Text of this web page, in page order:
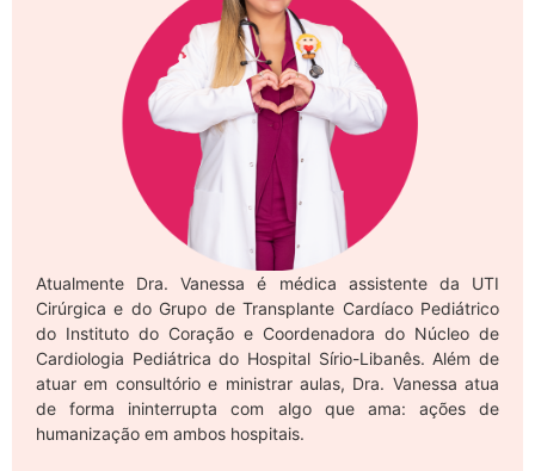
Atualmente Dra. Vanessa é médica assistente da UTI
Cirúrgica e do Grupo de Transplante Cardíaco Pediátrico
do Instituto do Coração e Coordenadora do Núcleo de
Cardiologia Pediátrica do Hospital Sírio-Libanês. Além de
atuar em consultório e ministrar aulas, Dra. Vanessa atua
de forma ininterrupta com algo que ama: ações de
humanização em ambos hospitais.